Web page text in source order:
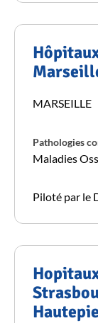
MARSEILLE
Pathologies
Maladies
Piloté par le